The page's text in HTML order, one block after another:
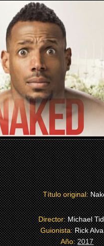
Título original:
Director:Michael
Guionista:Rick
Año:2017